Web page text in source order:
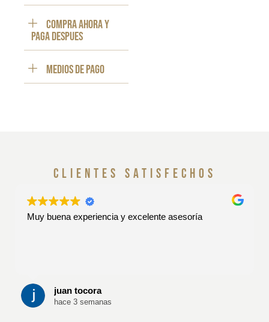
Compra ahora y
paga despues
Medios de pago
clientes satisfechos
Muy buena experiencia y excelente asesoría
juan tocora
hace 3 semanas